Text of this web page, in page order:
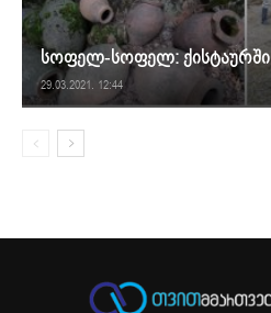
სოფელ-სოფელ: ქისტაურში
29.03.2021. 12:44